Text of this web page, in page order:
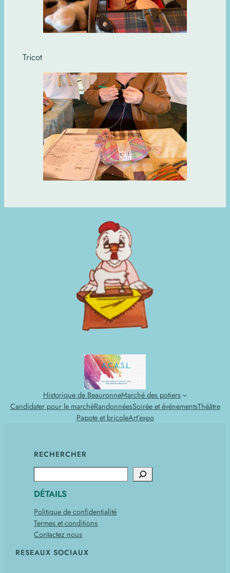
Tricot
Historique de BeauronneMarché des potiers
Candidater pour le marchéRandonnéesSoirée et événementsThéâtre
Papote et bricoleArt’expo
RECHERCHER
DÉTAILS
Politique de confidentialité
Termes et conditions
Contactez nous
RESEAUX SOCIAUX